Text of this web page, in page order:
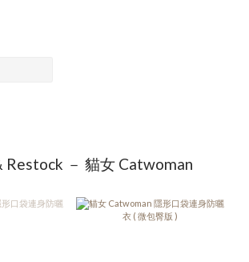
Restock － 貓女 Catwoman